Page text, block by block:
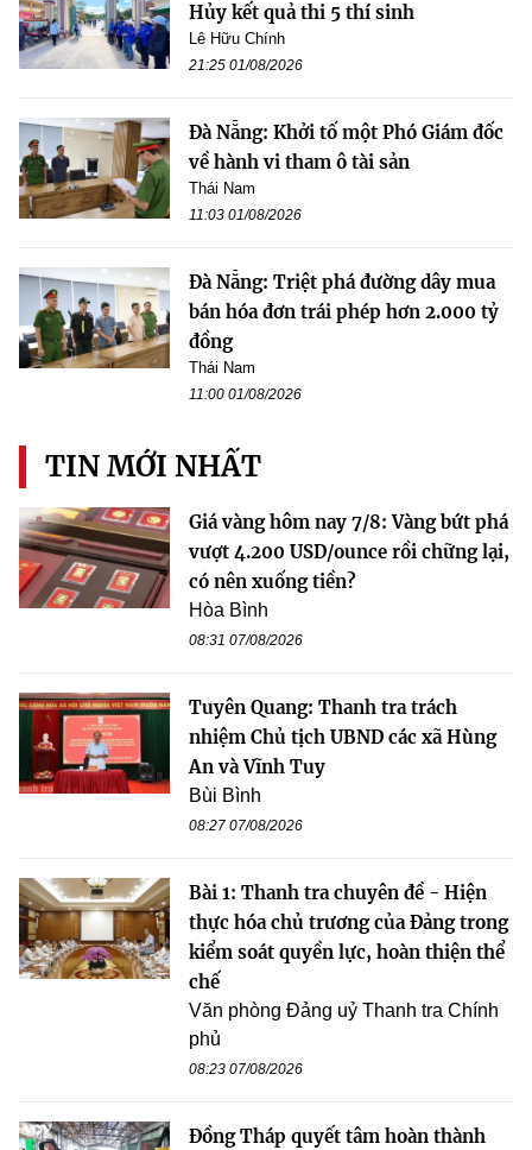
Hủy kết quả thi 5 thí sinh
Lê Hữu Chính
21:25 01/08/2026
Đà Nẵng: Khởi tố một Phó Giám đốc
về hành vi tham ô tài sản
Thái Nam
11:03 01/08/2026
Đà Nẵng: Triệt phá đường dây mua
bán hóa đơn trái phép hơn 2.000 tỷ
đồng
Thái Nam
11:00 01/08/2026
TIN MỚI NHẤT
Giá vàng hôm nay 7/8: Vàng bứt phá
vượt 4.200 USD/ounce rồi chững lại,
có nên xuống tiền?
Hòa Bình
08:31 07/08/2026
Tuyên Quang: Thanh tra trách
nhiệm Chủ tịch UBND các xã Hùng
An và Vĩnh Tuy
Bùi Bình
08:27 07/08/2026
Bài 1: Thanh tra chuyên đề - Hiện
thực hóa chủ trương của Đảng trong
kiểm soát quyền lực, hoàn thiện thể
chế
Văn phòng Đảng uỷ Thanh tra Chính
phủ
08:23 07/08/2026
Đồng Tháp quyết tâm hoàn thành